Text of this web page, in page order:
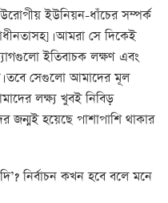
ইউনিয়ন-ধাঁচের সম্পর্ক
আমরা সে দিকেই
ইতিবাচক লক্ষণ এবং
তবে সেগুলো আমাদের মূল
লক্ষ্য খুবই নিবিড়
জন্মই হয়েছে পাশাপাশি থাকার
নির্বাচন কখন হবে বলে মনে